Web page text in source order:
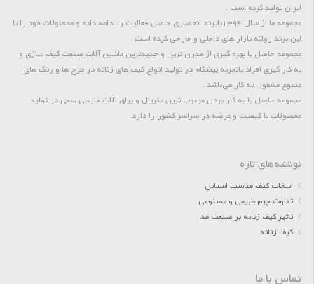
ایران تولید کرده است .
مجموعه ما از سال 1394بابرند انحصاری حاصل فعالیت را ادامه داده و محصولات خود را با
این برند روانه بازار های داخلی و خارجی کرده است .
مجموعه حاصل با بهره گیری از مدرن ترین و جدیدترین ماشین آلات صنعت کیف سازی و
به کار گیری افراد باتجربه پیشگام در تولید انواع کیف های زنانه در طرح ها و رنگ های
متنوع مشغول به کار می‌باشد .
مجموعه حاصل با به کار بردن مرغوب ترین متریال و یراق آلات خارجی سعی در تولید
محصولات با کیفیت و عرضه در سراسر کشور را دارد.
نوشته‌های تازه
انتخاب کیف مناسب استایل
تفاوت چرم طبیعی و مصنوعی
تاثیر کیف زنانه بر صنعت مد
کیف زنانه
تماس با ما